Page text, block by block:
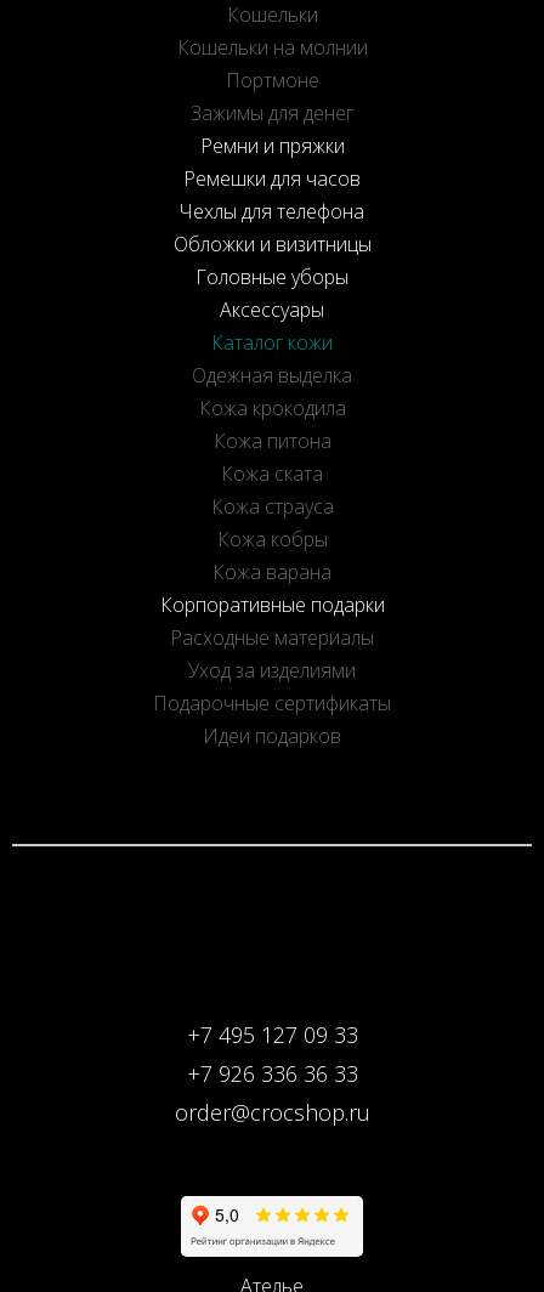
Кошельки
Кошельки на молнии
Портмоне
Зажимы для денег
Ремни и пряжки
Ремешки для часов
Чехлы для телефона
Обложки и визитницы
Головные уборы
Аксессуары
Каталог кожи
Одежная выделка
Кожа крокодила
Кожа питона
Кожа ската
Кожа страуса
Кожа кобры
Кожа варана
Корпоративные подарки
Расходные материалы
Уход за изделиями
Подарочные сертификаты
Идеи подарков
+7 495 127 09 33
+7 926 336 36 33
order@crocshop.ru
Ателье